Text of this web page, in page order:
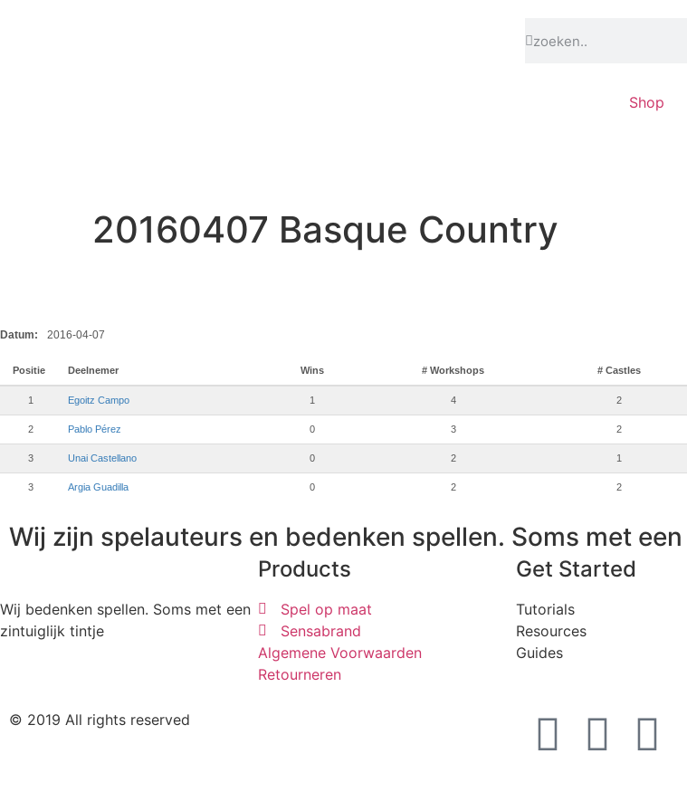
Shop
20160407 Basque Country
Datum: 2016-04-07
Positie Deelnemer Wins # Workshops # Castles
1 Egoitz Campo 1 4 2
2 Pablo Pérez 0 3 2
3 Unai Castellano 0 2 1
3 Argia Guadilla 0 2 2
Wij zijn spelauteurs en bedenken spellen. Soms met
Wij bedenken spellen. Soms met een
zintuiglijk tintje
Products
Spel op maat
Sensabrand
Algemene Voorwaarden
Retourneren
Get Started
Tutorials
Resources
Guides
© 2019 All rights reserved